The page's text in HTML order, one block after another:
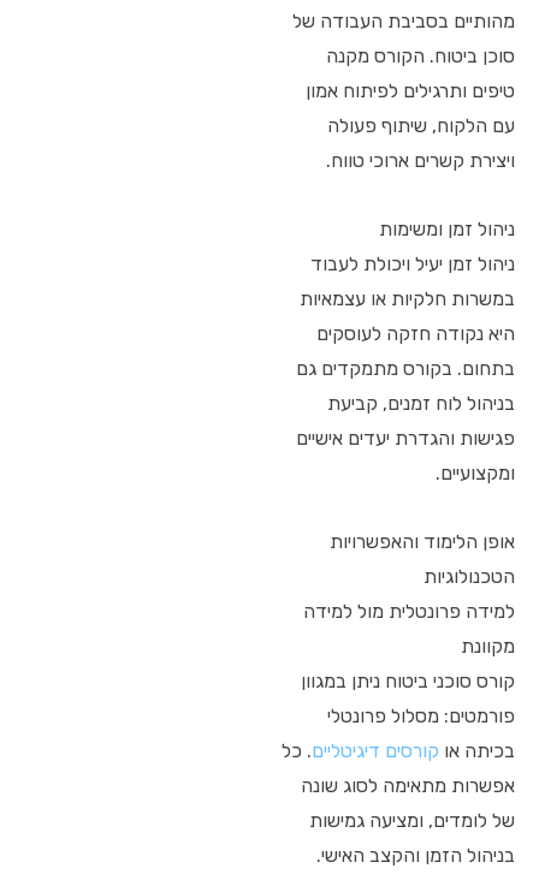
מהותיים בסביבת העבודה של
סוכן ביטוח. הקורס מקנה
טיפים ותרגילים לפיתוח אמון
עם הלקוח, שיתוף פעולה
ויצירת קשרים ארוכי טווח.
ניהול זמן ומשימות
ניהול זמן יעיל ויכולת לעבוד
במשרות חלקיות או עצמאיות
היא נקודה חזקה לעוסקים
בתחום. בקורס מתמקדים גם
בניהול לוח זמנים, קביעת
פגישות והגדרת יעדים אישיים
ומקצועיים.
אופן הלימוד והאפשרויות
הטכנולוגיות
למידה פרונטלית מול למידה
מקוונת
קורס סוכני ביטוח ניתן במגוון
פורמטים: מסלול פרונטלי
בכיתה או קורסים דיגיטליים. כל
אפשרות מתאימה לסוג שונה
של לומדים, ומציעה גמישות
בניהול הזמן והקצב האישי.